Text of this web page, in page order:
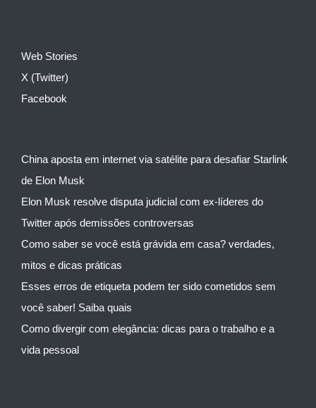
Web Stories
X (Twitter)
Facebook
China aposta em internet via satélite para desafiar Starlink
de Elon Musk
Elon Musk resolve disputa judicial com ex-líderes do
Twitter após demissões controversas
Como saber se você está grávida em casa? verdades,
mitos e dicas práticas
Esses erros de etiqueta podem ter sido cometidos sem
você saber! Saiba quais
Como divergir com elegância: dicas para o trabalho e a
vida pessoal